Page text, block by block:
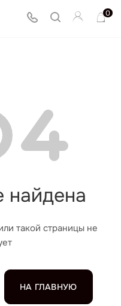
0
найдена
такой страницы не
НА ГЛАВНУЮ